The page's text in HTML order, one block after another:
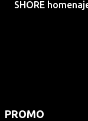
SHORE
PROMO